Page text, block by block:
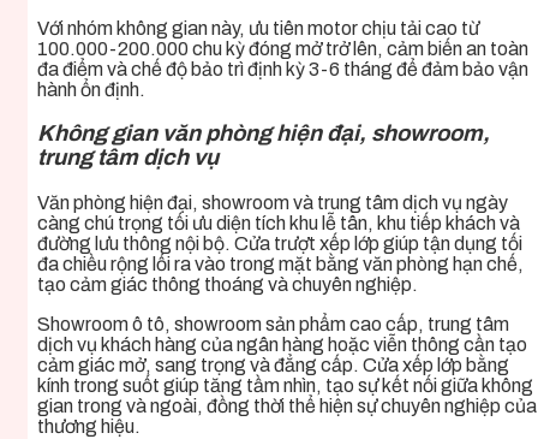
Với nhóm không gian này, ưu tiên motor chịu tải cao từ
100.000-200.000 chu kỳ đóng mở trở lên, cảm biến an toàn
đa điểm và chế độ bảo trì định kỳ 3-6 tháng để đảm bảo vận
hành ổn định.
Không gian văn phòng hiện đại, showroom,
trung tâm dịch vụ
Văn phòng hiện đại, showroom và trung tâm dịch vụ ngày
càng chú trọng tối ưu diện tích khu lễ tân, khu tiếp khách và
đường lưu thông nội bộ. Cửa trượt xếp lớp giúp tận dụng tối
đa chiều rộng lối ra vào trong mặt bằng văn phòng hạn chế,
tạo cảm giác thông thoáng và chuyên nghiệp.
Showroom ô tô, showroom sản phẩm cao cấp, trung tâm
dịch vụ khách hàng của ngân hàng hoặc viễn thông cần tạo
cảm giác mở, sang trọng và đẳng cấp. Cửa xếp lớp bằng
kính trong suốt giúp tăng tầm nhìn, tạo sự kết nối giữa không
gian trong và ngoài, đồng thời thể hiện sự chuyên nghiệp của
thương hiệu.